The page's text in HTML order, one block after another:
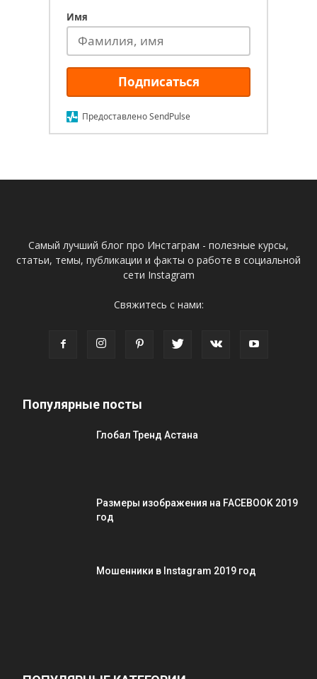
Имя
Подписаться
Предоставлено SendPulse
Самый лучший блог про Инстаграм - полезные курсы,
статьи, темы, публикации и факты о работе в социальной
сети Instagram
Свяжитесь с нами:
Популярные посты
Глобал Тренд Астана
Размеры изображения на FACEBOOK 2019
год
Мошенники в Instagram 2019 год